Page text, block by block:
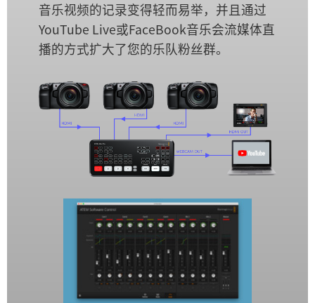
音乐视频的记录变得轻而易举，并且通过
YouTube Live或FaceBook音乐会流媒体直
播的方式扩大了您的乐队粉丝群。